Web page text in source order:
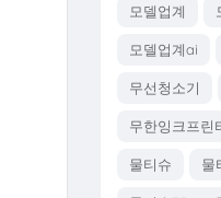
모델업계
모델업계ai
무선청소기
무한잉크프린
물티슈 물